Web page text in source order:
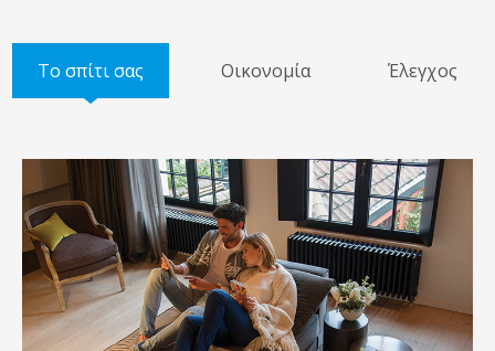
Το σπίτι σας Οικονομία Έλεγχος